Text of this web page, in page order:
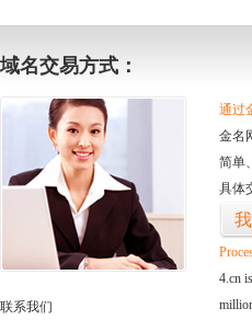
域名交易方式：
联系我们
通过
金名
简单
具体
4.cn